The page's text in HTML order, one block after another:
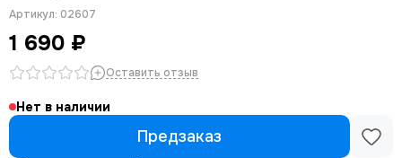
Артикул: 02607
1 690 ₽
Оставить отзыв
Нет в наличии
Предзаказ